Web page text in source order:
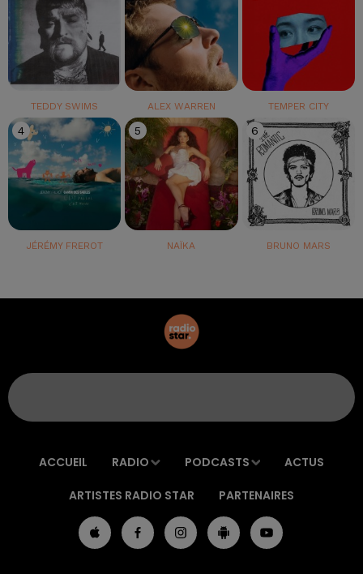
TEDDY SWIMS ALEX WARREN TEMPER CITY
4
JÉRÉMY FREROT
5
NAÏKA
6
BRUNO MARS
ACCUEIL RADIO PODCASTS ACTUS
ARTISTES RADIO STAR PARTENAIRES